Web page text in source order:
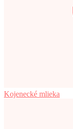
Kojenecké mlieka